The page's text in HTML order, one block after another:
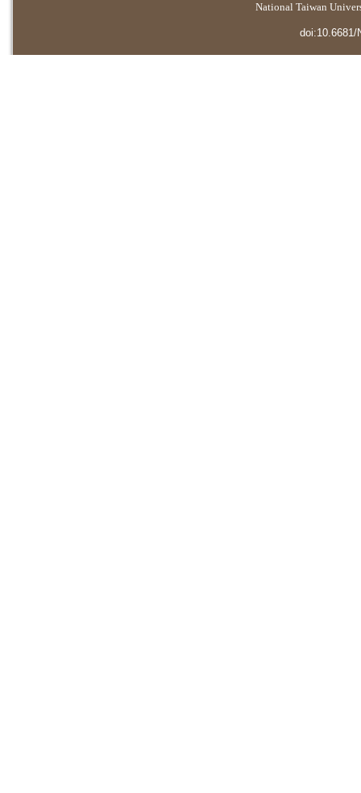
National Taiwan
doi:10.6681/